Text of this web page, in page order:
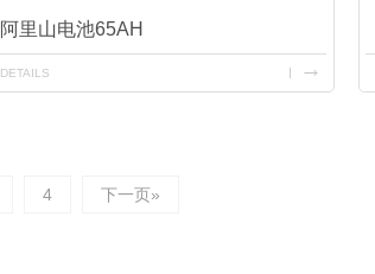
阿里山电池65AH
DETAILS
4 下一页»